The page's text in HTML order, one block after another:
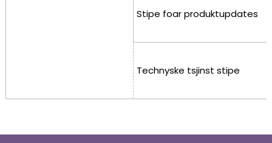
Stipe foar produktupdates
Technyske tsjinst stipe